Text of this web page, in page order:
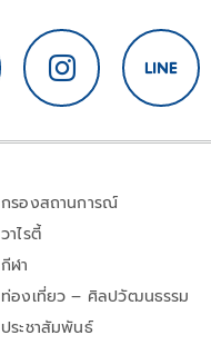
กรองสถานการณ์
วาไรตี้
กีฬา
ท่องเที่ยว – ศิลปวัฒนธรรม
ประชาสัมพันธ์